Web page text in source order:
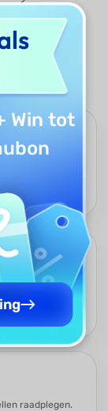
Text
tekst
een
AI doet de rest
raadplegen.
Win tot